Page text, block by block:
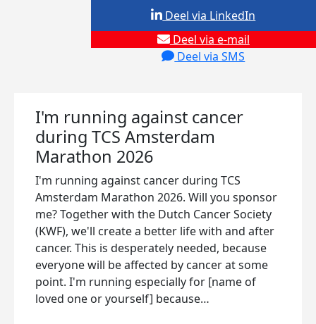
Deel via e-mail
Deel via SMS
Deel via LinkedIn
I'm running against cancer
during TCS Amsterdam
Marathon 2026
I'm running against cancer during TCS
Amsterdam Marathon 2026. Will you sponsor
me? Together with the Dutch Cancer Society
(KWF), we'll create a better life with and after
cancer. This is desperately needed, because
everyone will be affected by cancer at some
point. I'm running especially for [name of
loved one or yourself] because…